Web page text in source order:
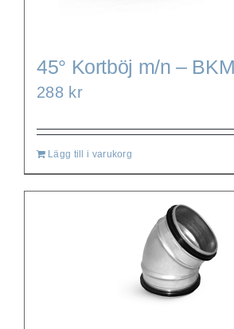
45° Kortböj m/n –
288 kr
Lägg till i varukorg